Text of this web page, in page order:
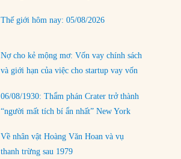
Thế giới hôm nay: 05/08/2026
Nợ cho kẻ mộng mơ: Vốn vay chính sách
và giới hạn của việc cho startup vay vốn
06/08/1930: Thẩm phán Crater trở thành
“người mất tích bí ẩn nhất” New York
Về nhân vật Hoàng Văn Hoan và vụ
thanh trừng sau 1979